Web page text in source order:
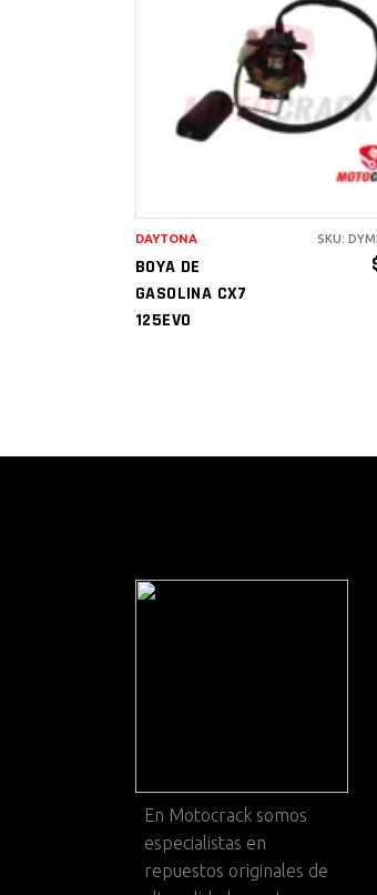
AÑADIR AL
CARRITO
BOYA DE
GASOLINA CX7
125EVO
DAYTONA SKU:
En Motocrack somos
especialistas en
repuestos originales de